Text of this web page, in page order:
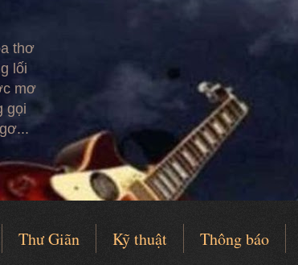
thơ
lối
mơ
gọi
Thư Giãn Kỹ thuật Thông báo